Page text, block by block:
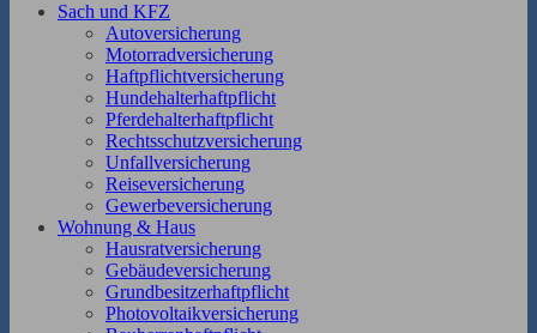
Sach und KFZ
Autoversicherung
Motorradversicherung
Haftpflichtversicherung
Hundehalterhaftpflicht
Pferdehalterhaftpflicht
Rechtsschutzversicherung
Unfallversicherung
Reiseversicherung
Gewerbeversicherung
Wohnung & Haus
Hausratversicherung
Gebäudeversicherung
Grundbesitzerhaftpflicht
Photovoltaikversicherung